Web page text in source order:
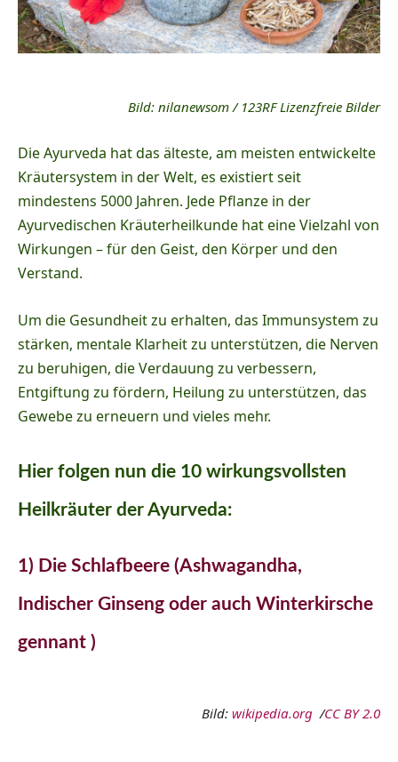
Bild: nilanewsom / 123RF Lizenzfreie Bilder
Die Ayurveda hat das älteste, am meisten entwickelte
Kräutersystem in der Welt, es existiert seit
mindestens 5000 Jahren. Jede Pflanze in der
Ayurvedischen Kräuterheilkunde hat eine Vielzahl von
Wirkungen – für den Geist, den Körper und den
Verstand.
Um die Gesundheit zu erhalten, das Immunsystem zu
stärken, mentale Klarheit zu unterstützen, die Nerven
zu beruhigen, die Verdauung zu verbessern,
Entgiftung zu fördern, Heilung zu unterstützen, das
Gewebe zu erneuern und vieles mehr.
Hier folgen nun die 10 wirkungsvollsten
Heilkräuter der Ayurveda:
1) Die Schlafbeere (Ashwagandha,
Indischer Ginseng oder auch Winterkirsche
gennant )
Bild: wikipedia.org /CC BY 2.0